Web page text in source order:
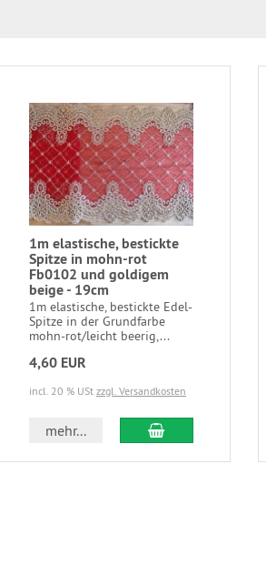
1m elastische, bestickte
Spitze in mohn-rot
Fb0102 und goldigem
beige - 19cm
1m elastische, bestickte Edel-
Spitze in der Grundfarbe
mohn-rot/leicht beerig,...
4,60 EUR
incl. 20 % USt zzgl. Versandkosten
mehr... In den Warenkorb